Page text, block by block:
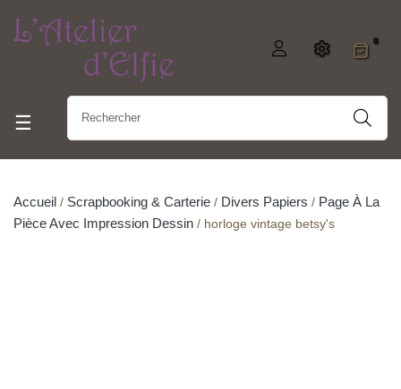
0
Basculer la navigation
☰
Accueil Scrapbooking & Carterie Divers Papiers
Page À La
Pièce Avec Impression Dessin
horloge vintage betsy's